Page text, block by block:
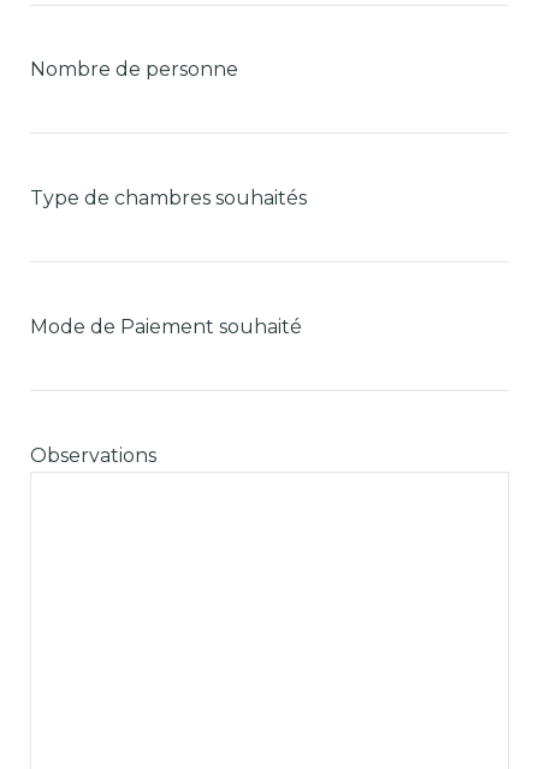
Nombre de personne
Type de chambres souhaités
Mode de Paiement souhaité
Observations